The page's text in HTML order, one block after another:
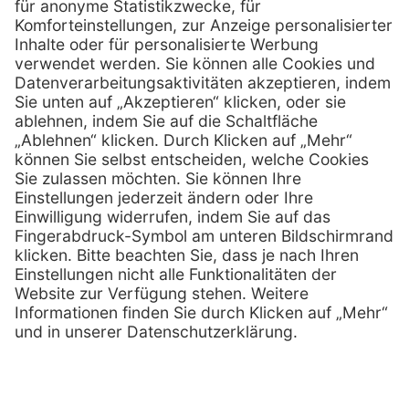
Telefon: 0800 - 600 66 30
Telefon:0800 - 07 01 96
E-Mail:info @ praxis-discount.de
Services
Serviceversprechen
Sprechstundenbedarf
Retoure anmelden
Hilfe
FAQs
Kontakt
Lob & Kritik
Zertifikat Rechtliches
Impressum
Datenschutz
AGB